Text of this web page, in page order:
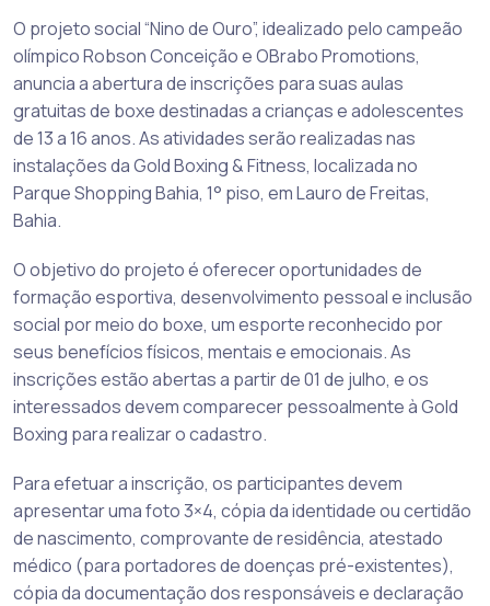
O projeto social “Nino de Ouro”, idealizado pelo campeão
olímpico Robson Conceição e OBrabo Promotions,
anuncia a abertura de inscrições para suas aulas
gratuitas de boxe destinadas a crianças e adolescentes
de 13 a 16 anos. As atividades serão realizadas nas
instalações da Gold Boxing & Fitness, localizada no
Parque Shopping Bahia, 1° piso, em Lauro de Freitas,
Bahia.
O objetivo do projeto é oferecer oportunidades de
formação esportiva, desenvolvimento pessoal e inclusão
social por meio do boxe, um esporte reconhecido por
seus benefícios físicos, mentais e emocionais. As
inscrições estão abertas a partir de 01 de julho, e os
interessados devem comparecer pessoalmente à Gold
Boxing para realizar o cadastro.
Para efetuar a inscrição, os participantes devem
apresentar uma foto 3×4, cópia da identidade ou certidão
de nascimento, comprovante de residência, atestado
médico (para portadores de doenças pré-existentes),
cópia da documentação dos responsáveis e declaração